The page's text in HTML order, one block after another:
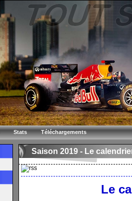
Stats Téléchargements
Saison 2019 - Le
Le